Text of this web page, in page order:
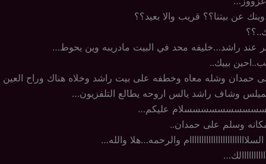
عن بيتنا؟؟ قريب والا بعيد؟؟
عند راشد…خليفه محد في البيت مادريبه وين يحوط…
بييك..
حمدان وشله معاه وخطفه على بيت راشد وخلاه هناك وراح
وشاف راشد يالس اروحه يطالع التلفزيون…
عليكم…
وسلم على حمدان..
والرحمه…هلا والله…